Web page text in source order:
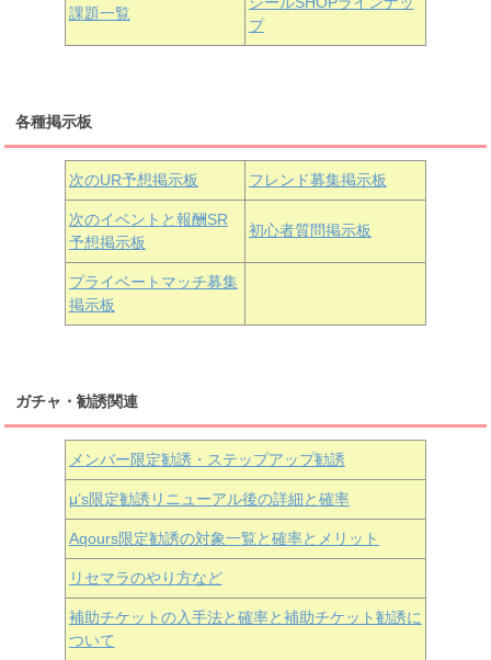
黒澤ダイヤ
朝香果林 近江彼方 エマ・ヴェルデ
課題一覧
プ
各種掲示板
次のUR予想掲示板 フレンド募集掲示板
次のイベントと報酬SR
予想掲示板
初心者質問掲示板
プライベートマッチ募集
掲示板
ガチャ・勧誘関連
メンバー限定勧誘・ステップアップ勧誘
μ’s限定勧誘リニューアル後の詳細と確率
Aqours限定勧誘の対象一覧と確率とメリット
リセマラのやり方など
補助チケットの入手法と確率と補助チケット勧誘に
ついて